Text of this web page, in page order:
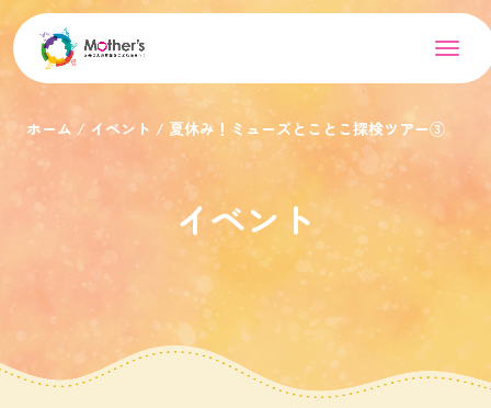
ホーム イベント 夏休み！ミューズとことこ探検ツアー③
イベント